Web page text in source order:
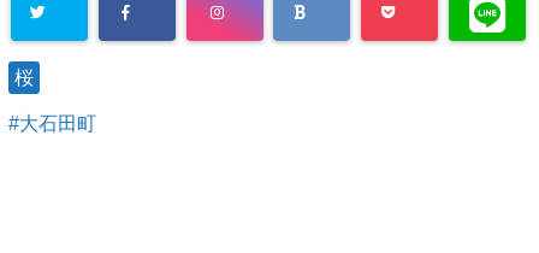
桜
大石田町